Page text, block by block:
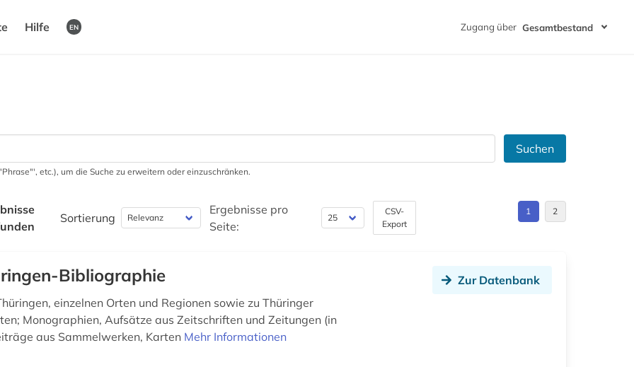
Hilfe EN Zugang über Gesamtbestand
Suchen
etc.), um die Suche zu erweitern oder einzuschränken.
Sortierung
Ergebnisse pro
Seite:
CSV-
Export
1 2
Bibliographie
einzelnen Orten und Regionen sowie zu Thüringer
Monographien, Aufsätze aus Zeitschriften und Zeitungen (in
aus Sammelwerken, Karten Mehr Informationen
Zur Datenbank